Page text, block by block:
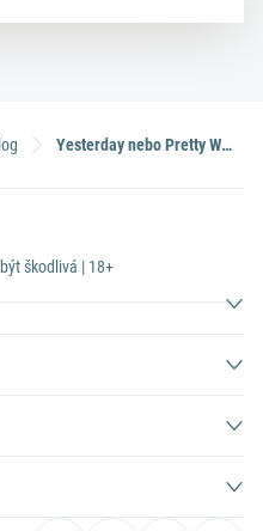
Yesterday nebo Pretty Woman. 3 hity, které vydělaly stovky milionů
škodlivá | 18+